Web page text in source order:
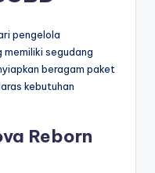
pengelola
memiliki segudang
beragam paket
kebutuhan
Reborn